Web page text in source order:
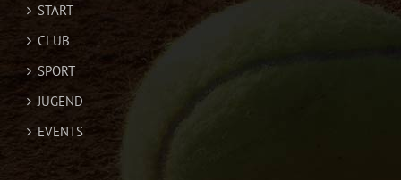
START
CLUB
SPORT
JUGEND
EVENTS